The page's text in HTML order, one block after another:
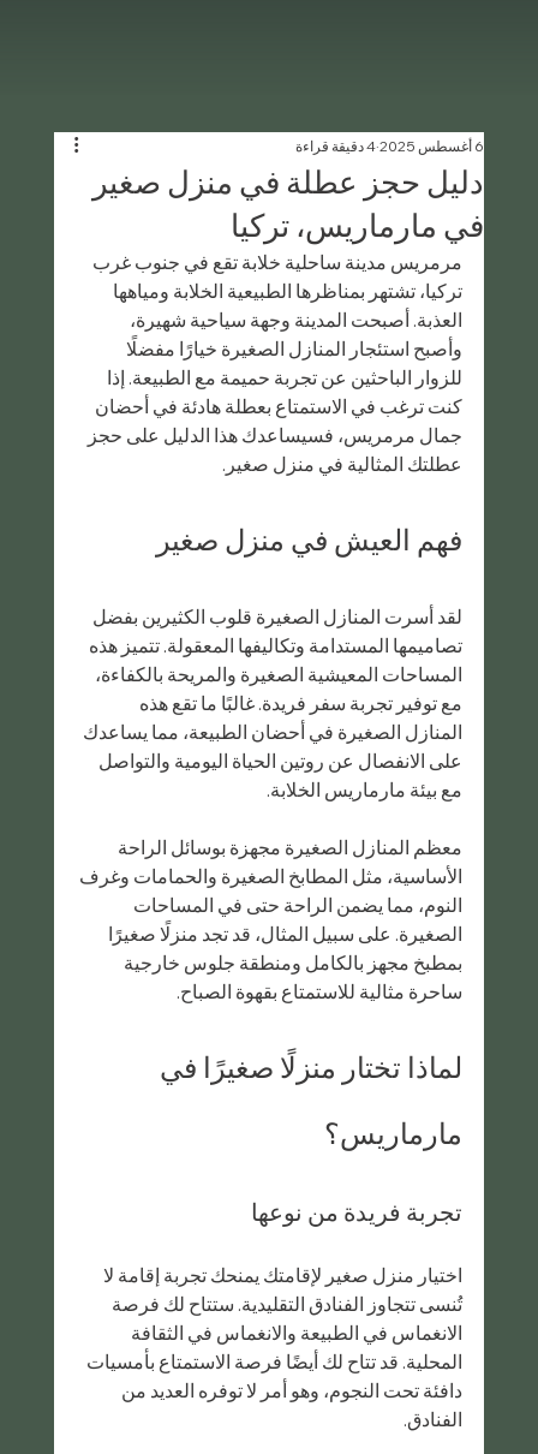
دليل حجز عطلة في منزل صغير
في مارماريس، تركيا
6 أغسطس 2025 4 دقيقة قراءة
مرمريس مدينة ساحلية خلابة تقع في جنوب غرب
تركيا، تشتهر بمناظرها الطبيعية الخلابة ومياهها
العذبة. أصبحت المدينة وجهة سياحية شهيرة،
وأصبح استئجار المنازل الصغيرة خيارًا مفضلًا
للزوار الباحثين عن تجربة حميمة مع الطبيعة. إذا
كنت ترغب في الاستمتاع بعطلة هادئة في أحضان
جمال مرمريس، فسيساعدك هذا الدليل على حجز
عطلتك المثالية في منزل صغير.
فهم العيش في منزل صغير
لقد أسرت المنازل الصغيرة قلوب الكثيرين بفضل
تصاميمها المستدامة وتكاليفها المعقولة. تتميز هذه
المساحات المعيشية الصغيرة والمريحة بالكفاءة،
مع توفير تجربة سفر فريدة. غالبًا ما تقع هذه
المنازل الصغيرة في أحضان الطبيعة، مما يساعدك
على الانفصال عن روتين الحياة اليومية والتواصل
مع بيئة مارماريس الخلابة.
معظم المنازل الصغيرة مجهزة بوسائل الراحة
الأساسية، مثل المطابخ الصغيرة والحمامات وغرف
النوم، مما يضمن الراحة حتى في المساحات
الصغيرة. على سبيل المثال، قد تجد منزلًا صغيرًا
بمطبخ مجهز بالكامل ومنطقة جلوس خارجية
ساحرة مثالية للاستمتاع بقهوة الصباح.
لماذا تختار منزلًا صغيرًا في
مارماريس؟
تجربة فريدة من نوعها
اختيار منزل صغير لإقامتك يمنحك تجربة إقامة لا
تُنسى تتجاوز الفنادق التقليدية. ستتاح لك فرصة
الانغماس في الطبيعة والانغماس في الثقافة
المحلية. قد تتاح لك أيضًا فرصة الاستمتاع بأمسيات
دافئة تحت النجوم، وهو أمر لا توفره العديد من
الفنادق.